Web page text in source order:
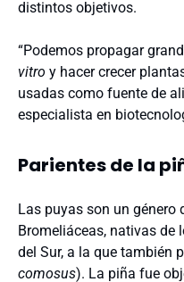
distintos objetivos.
“Podemos propagar
vitro y hacer crecer
usadas como fuente de
especialista en
Parientes de la
Las puyas son un
Bromeliáceas, nativas de
del Sur, a la que también
comosus). La piña fue